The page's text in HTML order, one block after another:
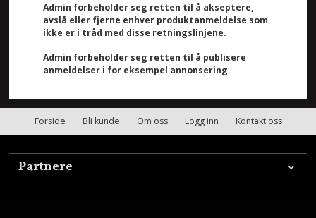
Admin forbeholder seg retten til å akseptere,
avslå eller fjerne enhver produktanmeldelse som
ikke er i tråd med disse retningslinjene.
Admin forbeholder seg retten til å publisere
anmeldelser i for eksempel annonsering.
Forside Bli kunde Om oss Logg inn Kontakt oss
Partnere